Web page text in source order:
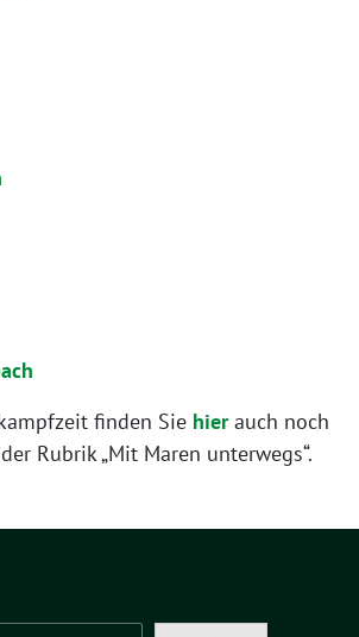
finden Sie hierauch noch
Rubrik „Mit Maren unterwegs“.